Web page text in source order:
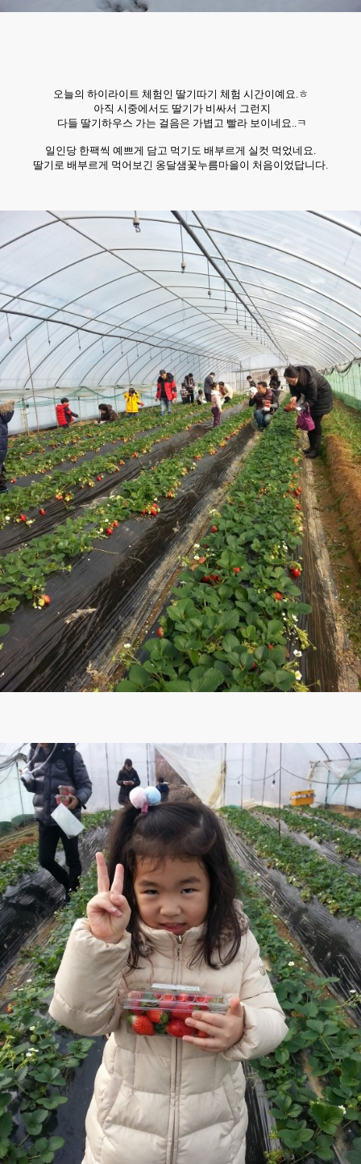
오늘의 하이라이트 체험인 딸기따기 체험 시간이예요.ㅎ
아직 시중에서도 딸기가 비싸서 그런지
다들 딸기하우스 가는 걸음은 가볍고 빨라 보이네요..ㅋ
일인당 한팩씩 예쁘게 담고 먹기도 배부르게 실컷 먹었네요.
딸기로 배부르게 먹어보긴 옹달샘꽃누름마을이 처음이었답니다.